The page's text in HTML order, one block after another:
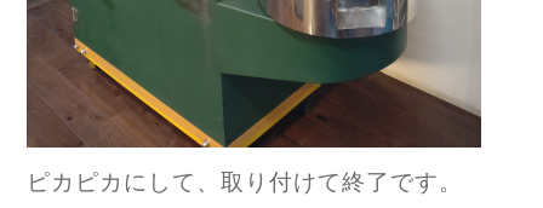
ピカピカにして、取り付けて終了です。